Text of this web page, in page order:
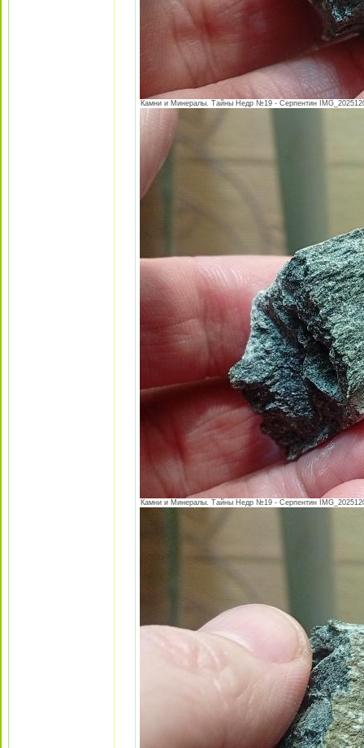
Камни и Минералы. Тайны Недр №19 - Серпентин
Камни и Минералы. Тайны Недр №19 - Серпентин